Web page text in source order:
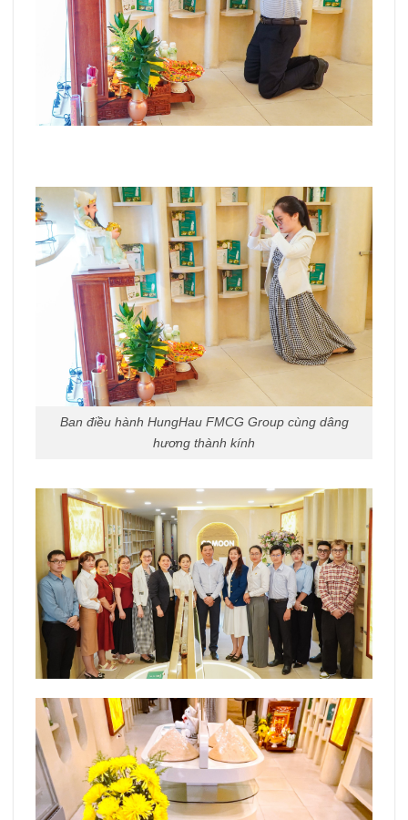
Ban điều hành HungHau FMCG Group cùng dâng
hương thành kính